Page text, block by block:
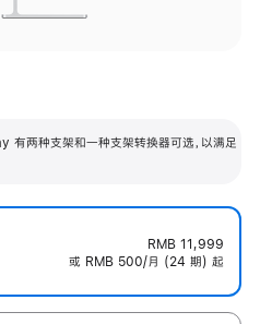
两种支架和一种支架转换器可选，以满足
RMB 11,999
或 RMB 500/月 (24 期) 起